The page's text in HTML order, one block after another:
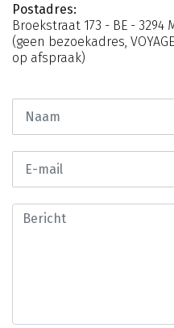
Postadres:
Broekstraat 173 - BE - 3294
(geen bezoekadres,
op afspraak)